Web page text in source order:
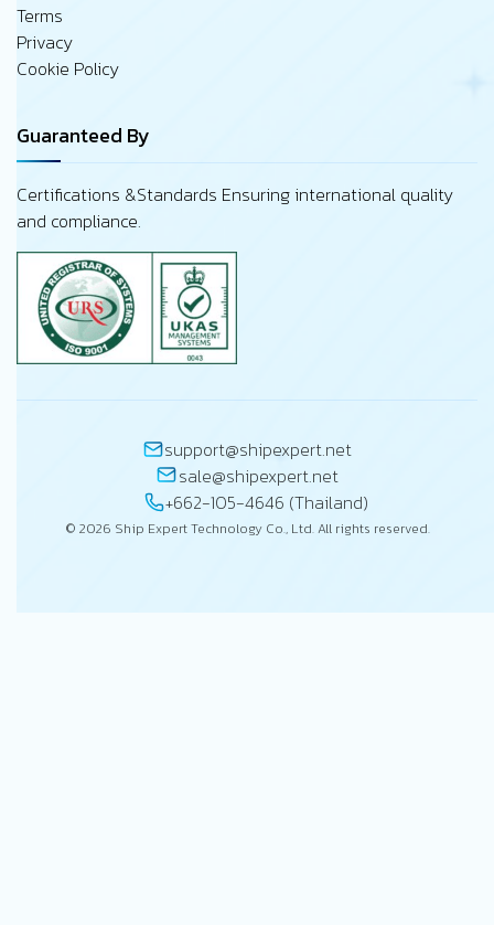
Terms
Privacy
Cookie Policy
Guaranteed By
Certifications &Standards Ensuring international quality
and compliance.
support@shipexpert.net
sale@shipexpert.net
+662-105-4646 (Thailand)
© 2026 Ship Expert Technology Co., Ltd. All rights reserved.